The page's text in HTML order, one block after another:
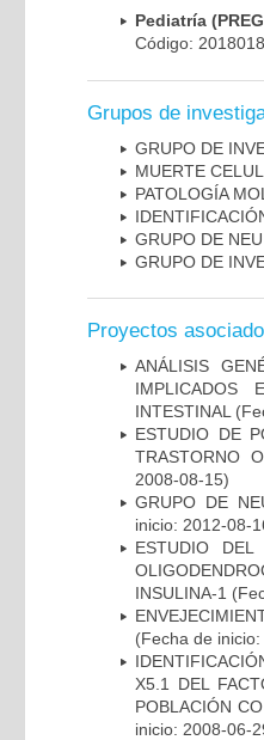
Pediatría
Código:
Grupos de
GRUPO DE
MUERTE
PATOLOGÍA
GRUPO DE
GRUPO DE
Proyectos
ANÁLISIS
IMPLICADOS
INTESTINAL
ESTUDIO DE
TRASTORNO
2008-08-15)
GRUPO DE
inicio: 2012-08-
ESTUDIO
INSULINA-1
(Fecha de
X5.1 DEL
POBLACIÓN
inicio: 2008-06-